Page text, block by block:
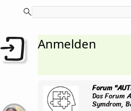
Anmelden
Forum
Das Forum
Symdrom,